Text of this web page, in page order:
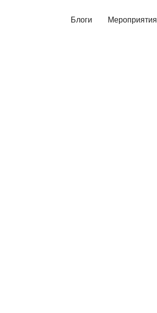
Мероприятия
Блоги